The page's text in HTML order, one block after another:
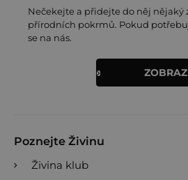
Nečekejte a přidejte do něj nějaký
přírodních pokrmů. Pokud
se na nás.
Poznejte Živinu
Živina klub